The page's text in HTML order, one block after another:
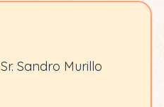
Sr. Sandro Murillo